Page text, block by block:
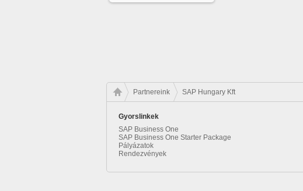
Partnereink SAP Hungary Kft
Gyorslinkek
SAP Business One
SAP Business One Starter Package
Pályázatok
Rendezvények